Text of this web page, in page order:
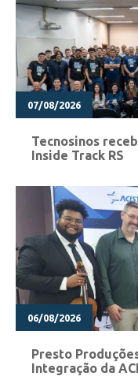
07/08/2026
Tecnosinos
Inside Track RS
06/08/2026
Presto
Integração da